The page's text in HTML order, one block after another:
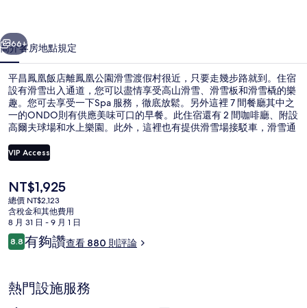
相
片
集
個 下一個
66+
簡介客房地點規定
平昌鳳凰飯店離鳳凰公園滑雪渡假村很近，只要走幾步路就到。住宿
設有滑雪出入通道，您可以盡情享受高山滑雪、滑雪板和滑雪橇的樂
趣。您可去享受一下Spa 服務，徹底放鬆。另外這裡 7 間餐廳其中之
一的ONDO則有供應美味可口的早餐。此住宿還有 2 間咖啡廳、附設
高爾夫球場和水上樂園。此外，這裡也有提供滑雪場接駁車，滑雪通
玩得盡興。
VIP Access
目
前
的
價
格
是
NT$1,925
總價 NT$2,123
含稅金和其他費用
8 月 31 日 - 9 月 1 日
評
論
8.88.8 分，滿分 10 分，
有夠讚查看 880 則評論
熱門設施服務